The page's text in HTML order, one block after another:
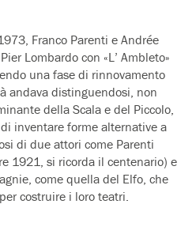
Franco Parenti e Andrée
Lombardo con «L’ Ambleto»
una fase di rinnovamento
andava distinguendosi, non
della Scala e del Piccolo,
inventare forme alternative a
di due attori come Parenti
1921, si ricorda il centenario) e
come quella del Elfo, che
costruire i loro teatri.